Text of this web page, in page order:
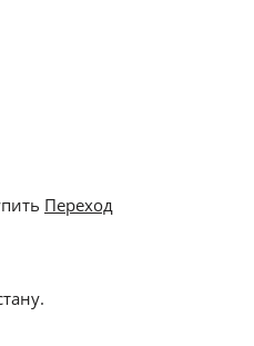
Переход